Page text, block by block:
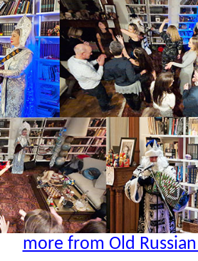
more from Old